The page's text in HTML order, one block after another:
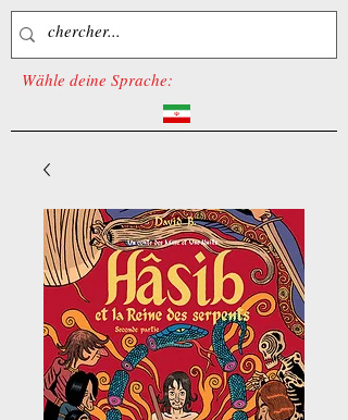
Wähle deine Sprache: